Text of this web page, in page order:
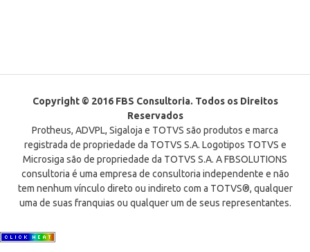
Copyright © 2016 FBS Consultoria. Todos os Direitos
Reservados
Protheus, ADVPL, Sigaloja e TOTVS são produtos e marca
registrada de propriedade da TOTVS S.A. Logotipos TOTVS e
Microsiga são de propriedade da TOTVS S.A. A FBSOLUTIONS
consultoria é uma empresa de consultoria independente e não
tem nenhum vínculo direto ou indireto com a TOTVS®, qualquer
uma de suas franquias ou qualquer um de seus representantes.